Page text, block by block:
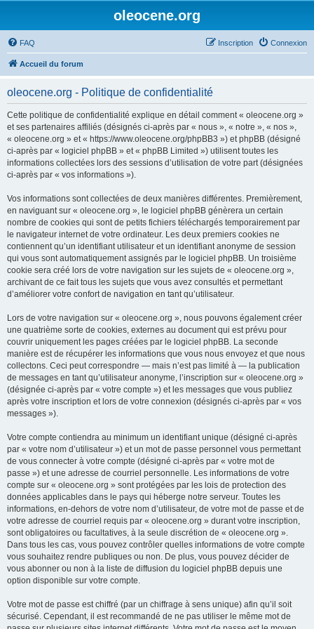
oleocene.org
FAQ Connexion
Inscription
Accueil du forum
oleocene.org - Politique de confidentialité
Cette politique de confidentialité explique en détail comment « oleocene.org »
et ses partenaires affiliés (désignés ci-après par « nous », « notre », « nos »,
« oleocene.org » et « https://www.oleocene.org/phpBB3 ») et phpBB (désigné
ci-après par « logiciel phpBB » et « phpBB Limited ») utilisent toutes les
informations collectées lors des sessions d’utilisation de votre part (désignées
ci-après par « vos informations »).
Vos informations sont collectées de deux manières différentes. Premièrement,
en naviguant sur « oleocene.org », le logiciel phpBB génèrera un certain
nombre de cookies qui sont de petits fichiers téléchargés temporairement par
le navigateur internet de votre ordinateur. Les deux premiers cookies ne
contiennent qu’un identifiant utilisateur et un identifiant anonyme de session
qui vous sont automatiquement assignés par le logiciel phpBB. Un troisième
cookie sera créé lors de votre navigation sur les sujets de « oleocene.org »,
archivant de ce fait tous les sujets que vous avez consultés et permettant
d’améliorer votre confort de navigation en tant qu’utilisateur.
Lors de votre navigation sur « oleocene.org », nous pouvons également créer
une quatrième sorte de cookies, externes au document qui est prévu pour
couvrir uniquement les pages créées par le logiciel phpBB. La seconde
manière est de récupérer les informations que vous nous envoyez et que nous
collectons. Ceci peut correspondre — mais n’est pas limité à — la publication
de messages en tant qu’utilisateur anonyme, l’inscription sur « oleocene.org »
(désignée ci-après par « votre compte ») et les messages que vous publiez
après votre inscription et lors de votre connexion (désignés ci-après par « vos
messages »).
Votre compte contiendra au minimum un identifiant unique (désigné ci-après
par « votre nom d’utilisateur ») et un mot de passe personnel vous permettant
de vous connecter à votre compte (désigné ci-après par « votre mot de
passe ») et une adresse de courriel personnelle. Les informations de votre
compte sur « oleocene.org » sont protégées par les lois de protection des
données applicables dans le pays qui héberge notre serveur. Toutes les
informations, en-dehors de votre nom d’utilisateur, de votre mot de passe et de
votre adresse de courriel requis par « oleocene.org » durant votre inscription,
sont obligatoires ou facultatives, à la seule discrétion de « oleocene.org ».
Dans tous les cas, vous pouvez contrôler quelles informations de votre compte
vous souhaitez rendre publiques ou non. De plus, vous pouvez décider de
vous abonner ou non à la liste de diffusion du logiciel phpBB depuis une
option disponible sur votre compte.
Votre mot de passe est chiffré (par un chiffrage à sens unique) afin qu’il soit
sécurisé. Cependant, il est recommandé de ne pas utiliser le même mot de